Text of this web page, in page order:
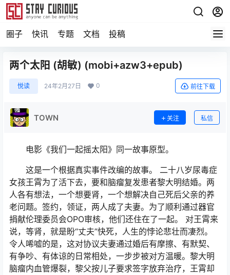
圈子 快讯 专题 文档 投稿
两个太阳 (胡敏) (mobi+azw3+epub)
悦读 24年2月27日 0 前往下载
TOWN 关注 私信
电影《我们一起摇太阳》同一故事原型。
这是一个根据真实事件改编的故事。 二十八岁尿毒症
女孩王霄为了活下去，要和脑瘤复发患者黎大明结婚。两
人各有想法，一个想要肾，一个想解决自己死后父亲的养
老问题。签约，领证，两人成了夫妻。为了顺利通过器官
捐献伦理委员会OPO审核，他们还住在了一起。 对王霄来
说，等肾，就是盼“丈夫”快死，人生的悖论悲壮而凄烈。
令人唏嘘的是，这对协议夫妻通过婚后有摩擦、有默契、
有争吵、有体谅的日常相处，一步步被对方温暖。黎大明
脑瘤内血管爆裂，黎父按儿子要求签字放弃治疗，王霄却